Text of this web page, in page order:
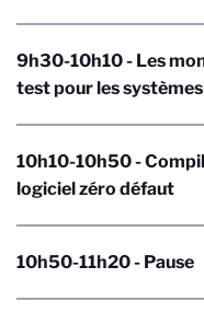
9h30-10h10 - Les
test pour les
10h10-10h50 -
logiciel zéro défaut
10h50-11h20 - Pause